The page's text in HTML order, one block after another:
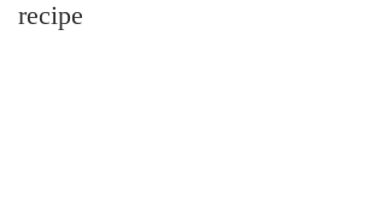
recipe